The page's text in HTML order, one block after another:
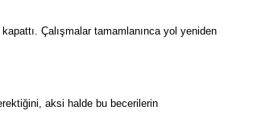
Çalışmalar tamamlanınca yol yeniden
aksi halde bu becerilerin